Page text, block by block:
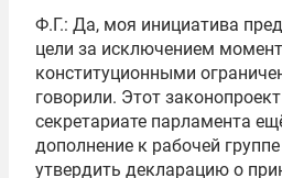
Ф.Г.: Да, моя инициатива
цели за исключением
конституционными
говорили. Этот
секретариате парламента
дополнение к рабочей
утвердить декларацию о